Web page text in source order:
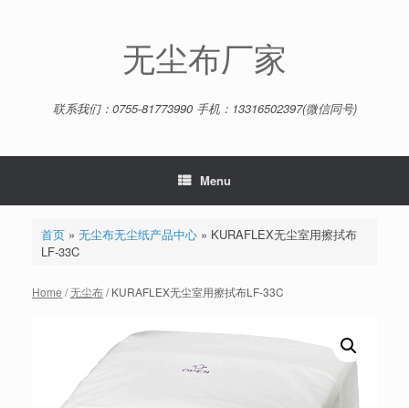
无尘布厂家
联系我们：0755-81773990 手机：13316502397(微信同号)
Menu
首页» 无尘布无尘纸产品中心» KURAFLEX无尘室用擦拭布
LF-33C
Home /无尘布/ KURAFLEX无尘室用擦拭布LF-33C